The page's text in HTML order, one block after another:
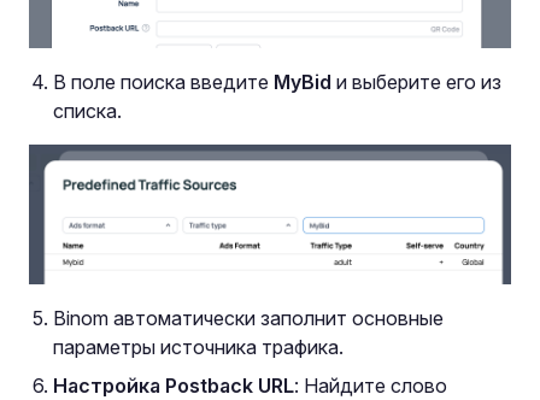
В поле поиска введите MyBid и выберите его из
списка.
Binom автоматически заполнит основные
параметры источника трафика.
Настройка Postback URL: Найдите слово